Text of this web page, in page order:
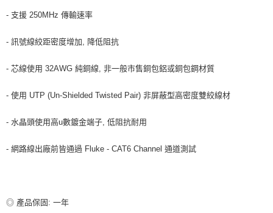
- 支援 250MHz 傳輸速率
- 訊號線絞距密度增加, 降低阻抗
- 芯線使用 32AWG 純銅線, 非一般市售銅包鋁或銅包鋼材質
- 使用 UTP (Un-Shielded Twisted Pair) 非屏蔽型高密度雙絞線材
- 水晶頭使用高u數鍍金端子, 低阻抗耐用
- 網路線出廠前皆通過 Fluke - CAT6 Channel 通道測試
◎ 產品保固: 一年